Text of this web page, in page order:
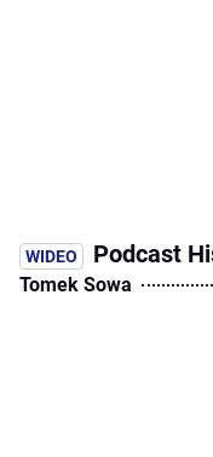
Podcast
Tomek Sowa